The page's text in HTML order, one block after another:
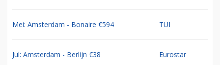
Mei: Amsterdam - Bonaire €594 TUI
Jul: Amsterdam - Berlijn €38 Eurostar